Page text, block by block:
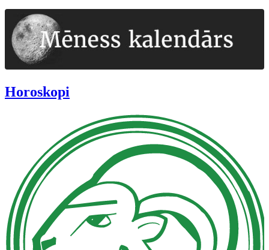
Horoskopi